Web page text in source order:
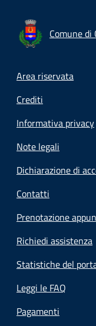
Comune di
Footer
Area riservata
Crediti
Informativa privacy
Note legali
Dichiarazione di
Contatti
Prenotazione
Richiedi assistenza
Statistiche del
Leggi le FAQ
Pagamenti